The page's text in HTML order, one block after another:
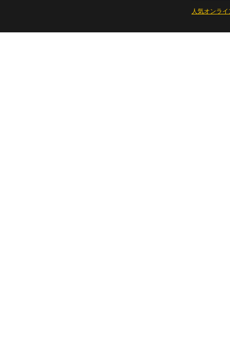
人気オンラ